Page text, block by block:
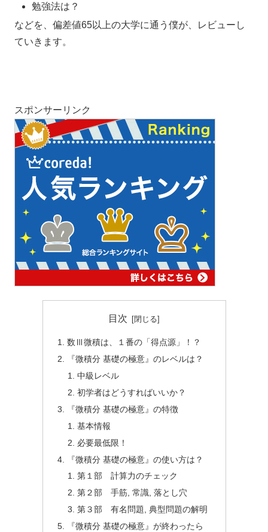
勉強法は？
などを、偏差値65以上の大学に通う僕が、レビューし
ていきます。
スポンサーリンク
目次
数Ⅲ微積は、１番の「得点源」！？
『微積分 基礎の極意』のレベルは？
中級レベル
初学者はどうすればいいか？
『微積分 基礎の極意』の特徴
基本情報
必要最低限！
『微積分 基礎の極意』の使い方は？
第１部 計算力のチェック
第２部 手筋, 常識, 落とし穴
第３部 有名問題, 典型問題の解明
『微積分 基礎の極意』が終わったら